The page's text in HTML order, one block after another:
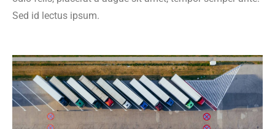
Sed id lectus ipsum.